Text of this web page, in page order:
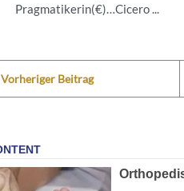
Pragmatikerin(€)…Cicero ...
Vorheriger Beitrag